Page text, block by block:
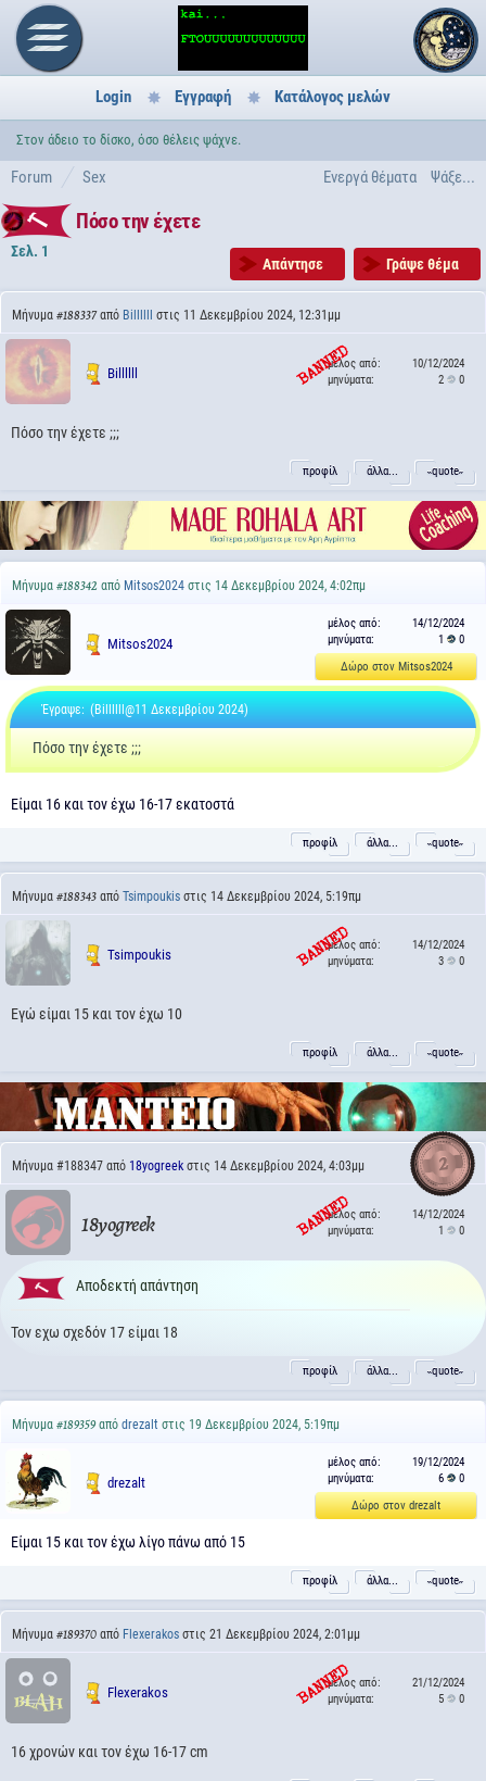
Login Εγγραφή Κατάλογος μελών
Στον άδειο το δίσκο, όσο θέλεις ψάχνε.
Ενεργά θέματα Ψάξε...
Forum Sex
Πόσο την έχετε
Σελ. 1
Απάντησε Γράψε θέμα
Μήνυμα #188337από Billllll στις 11 Δεκεμβρίου 2024, 12:31μμ
Billllll
μέλος από:
10/12/2024
μηνύματα:
2 0
Πόσο την έχετε ;;;
προφίλ άλλα... ˵quote˶
Μήνυμα #188342 από Mitsos2024 στις 14 Δεκεμβρίου 2024, 4:02πμ
Mitsos2024
μέλος από:
14/12/2024
μηνύματα:
1
0
Δώρο στον Mitsos2024
Έγραψε: (Billllll@11 Δεκεμβρίου 2024)
Πόσο την έχετε ;;;
Είμαι 16 και τον έχω 16-17 εκατοστά
προφίλ άλλα... ˵quote˶
Μήνυμα #188343 από Tsimpoukis στις 14 Δεκεμβρίου 2024, 5:19πμ
Tsimpoukis
μέλος από:
14/12/2024
μηνύματα:
3 0
Εγώ είμαι 15 και τον έχω 10
προφίλ άλλα... ˵quote˶
2
Μήνυμα #188347 από 18yogreek στις 14 Δεκεμβρίου 2024, 4:03μμ
18yogreek μέλος από:
14/12/2024
μηνύματα:
1 0
Αποδεκτή απάντηση
Τον εχω σχεδόν 17 είμαι 18
προφίλ άλλα... ˵quote˶
Μήνυμα #189359από drezalt στις 19 Δεκεμβρίου 2024, 5:19πμ
drezalt
μέλος από:
19/12/2024
μηνύματα:
6
0
Δώρο στον drezalt
Είμαι 15 και τον έχω λίγο πάνω από 15
προφίλ άλλα... ˵quote˶
Μήνυμα #189370 από Flexerakos στις 21 Δεκεμβρίου 2024, 2:01μμ
Flexerakos
μέλος από:
21/12/2024
μηνύματα:
5 0
16 χρονών και τον έχω 16-17 cm